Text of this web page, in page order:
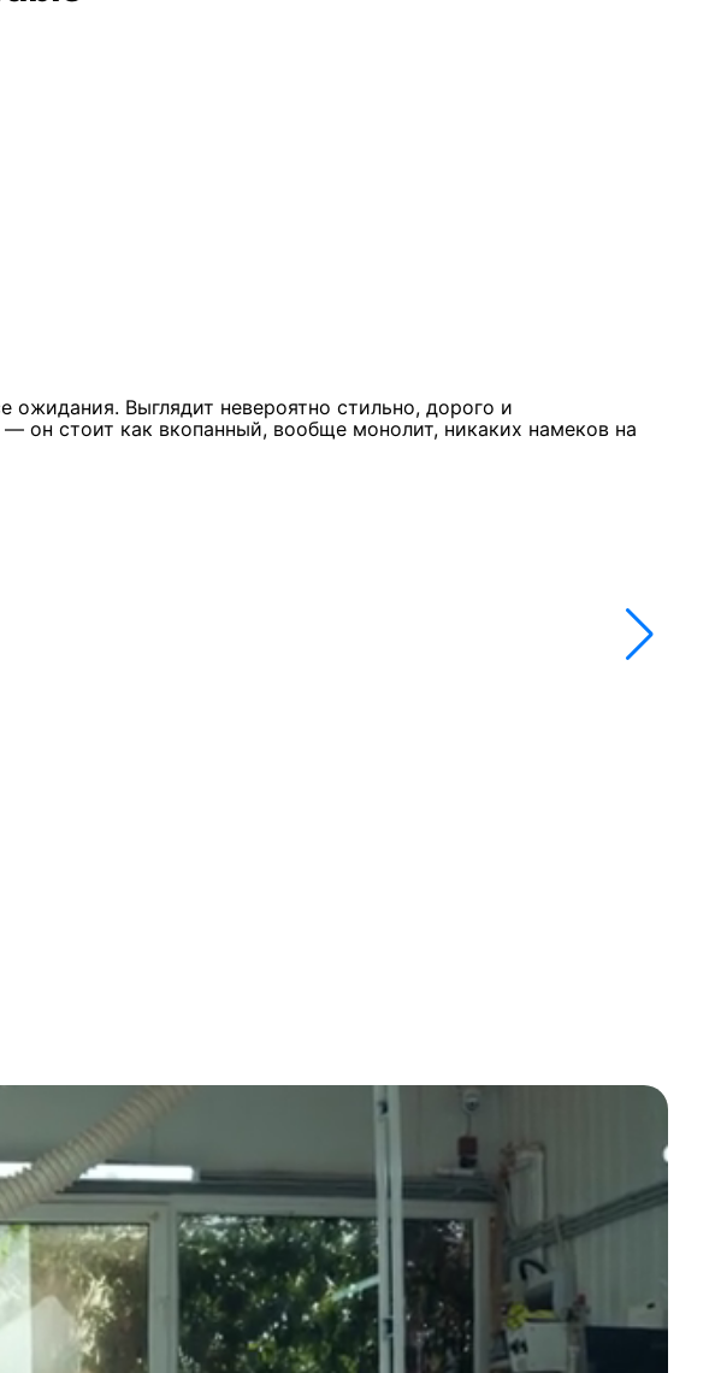
Выглядит невероятно стильно, дорого и
он стоит как вкопанный, вообще монолит, никаких намеков на